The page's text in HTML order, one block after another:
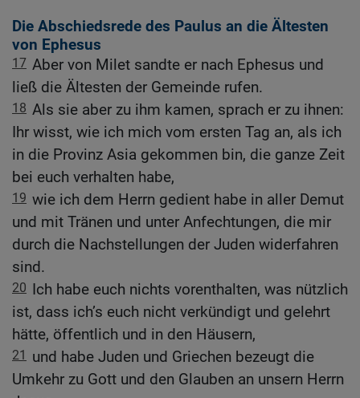
Die Abschiedsrede des Paulus an die Ältesten
von Ephesus
17 Aber von Milet sandte er nach Ephesus und
ließ die Ältesten der Gemeinde rufen.
18 Als sie aber zu ihm kamen, sprach er zu ihnen:
Ihr wisst, wie ich mich vom ersten Tag an, als ich
in die Provinz Asia gekommen bin, die ganze Zeit
bei euch verhalten habe,
19 wie ich dem Herrn gedient habe in aller Demut
und mit Tränen und unter Anfechtungen, die mir
durch die Nachstellungen der Juden widerfahren
sind.
20 Ich habe euch nichts vorenthalten, was nützlich
ist, dass ich’s euch nicht verkündigt und gelehrt
hätte, öffentlich und in den Häusern,
21 und habe Juden und Griechen bezeugt die
Umkehr zu Gott und den Glauben an unsern Herrn